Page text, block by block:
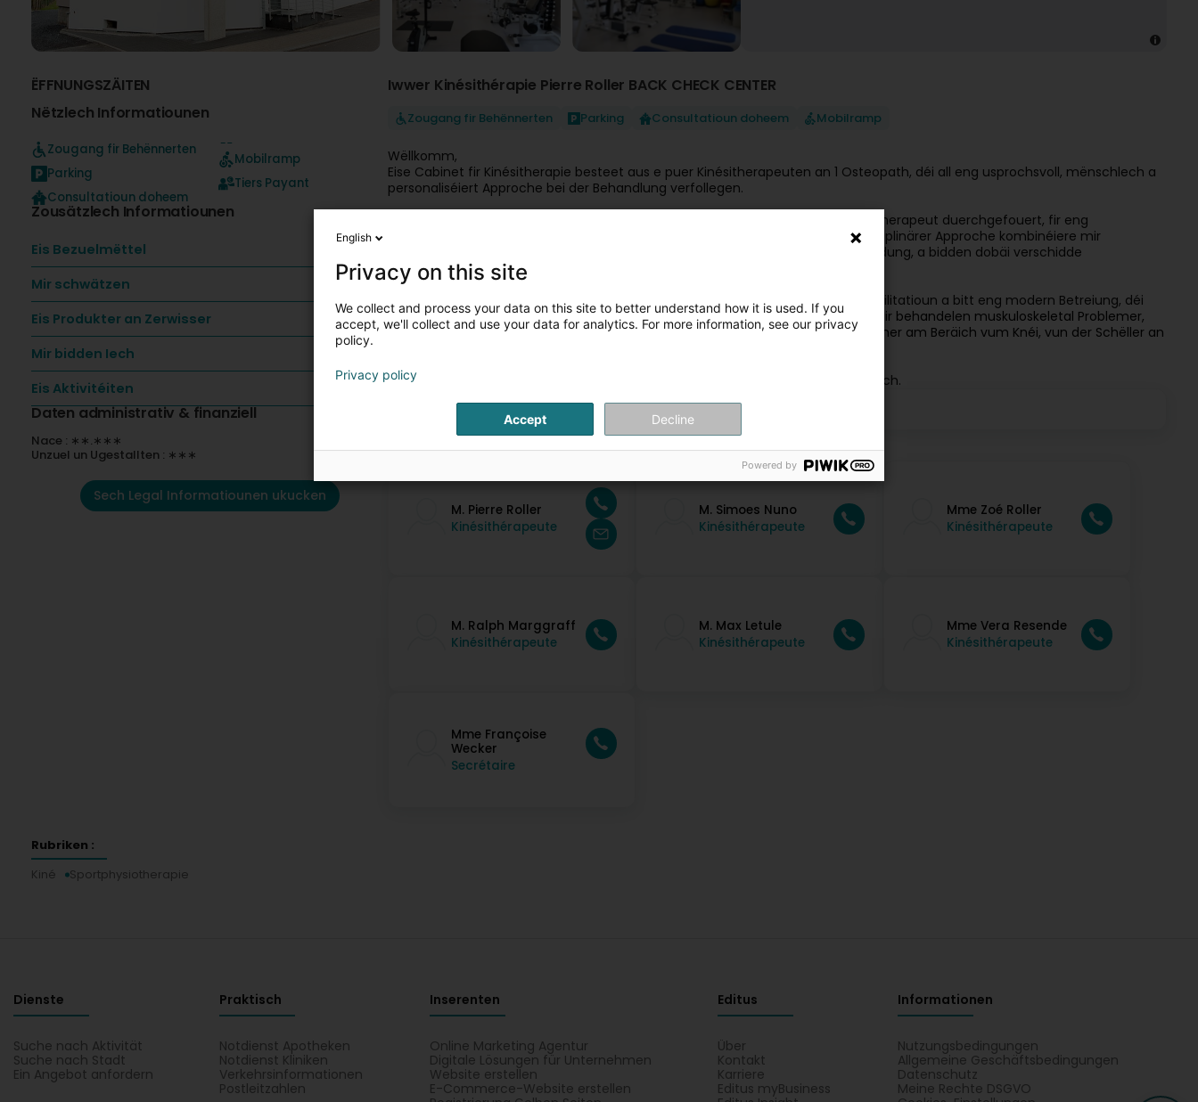
ËFFNUNGSZÄITEN
Nëtzlech Informatiounen
Zougang fir Behënnerten
Parking
Consultatioun doheem
Mobilramp
Tiers Payant
Zousätzlech Informatiounen
Eis Bezuelmëttel
Mir schwätzen
Eis Produkter an Zerwisser
Mir bidden Iech
Eis Aktivitéiten
Daten administrativ & finanziell
Nace : ∗∗.∗∗∗
Unzuel un Ugestallten : ∗∗∗
Sech Legal Informatiounen ukucken
Iwwer Kinésithérapie Pierre Roller BACK CHECK CENTER
Zougang fir Behënnerten Parking Consultatioun doheem Mobilramp
Wëllkomm,
Eise Cabinet fir Kinésitherapie besteet aus e puer Kinésitherapeuten an 1 Osteopath, déi all eng usprochsvoll, mënschlech a
personaliséiert Approche bei der Behandlung verfollegen.
All Behandlung gëtt während dem ganze Behandlungsverlaf vum selwechten Therapeut duerchgefouert, fir eng
konsequent, präzis an individuell Betreiung ze garantéieren. Dank eiser multidisziplinärer Approche kombinéiere mir
Fachkompetenz, modern Rehabilitatiounstechniken an eng perséinlech Begleedung, a bidden dobäi verschidde
Spezialisatiounen un, déi un d’Bedierfnesser vun all Patient ugepasst sinn.
Eise Cabinet ass spezialiséiert op Réckerehabilitatioun, Orthopedie a Sportrehabilitatioun a bitt eng modern Betreiung, déi
Fachkompetenz, spezialiséiert Equipement an individuell Begleedung vereent.
Mir behandelen muskuloskeletal Problemer,
begleeden d’Rehabilitatioun no Operatiounen a betreien Patienten mat Problemer am Beräich vum Knéi, vun der Schëller an
Fir weider Informatiounen, besicht w.e.g. eise Site oder kontaktéiert eis telefonisch.
Kontakt Persounen
M. Pierre Roller
Kinésithérapeute
M. Simoes Nuno
Kinésithérapeute
Mme Zoé Roller
Kinésithérapeute
M. Ralph Marggraff
Kinésithérapeute
M. Max Letule
Kinésithérapeute
Mme Vera Resende
Kinésithérapeute
Mme Françoise
Wecker
Secrétaire
Rubriken :
Kiné
Sportphysiotherapie
Dienste
Suche nach Aktivität
Suche nach Stadt
Ein Angebot anfordern
Praktisch
Notdienst Apotheken
Notdienst Kliniken
Verkehrsinformationen
Postleitzahlen
Inserenten
Online Marketing Agentur
Digitale Lösungen für Unternehmen
Website erstellen
E-Commerce-Website erstellen
Editus
Über
Kontakt
Karriere
Editus myBusiness
Informationen
Nutzungsbedingungen
Allgemeine Geschäftsbedingungen
Datenschutz
Meine Rechte DSGVO
English
Privacy on this site
We collect and process your data on this site to better understand how it is used. If you
accept, we'll collect and use your data for analytics. For more information, see our privacy
policy.
Privacy policy
Accept Decline
Powered by